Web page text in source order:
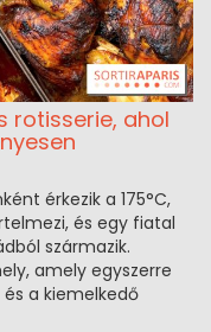
rotisserie, ahol
érkezik a 175°C,
és egy fiatal
származik.
amely egyszerre
a kiemelkedő